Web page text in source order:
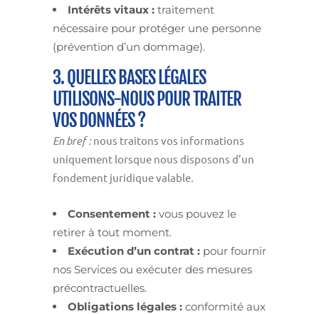
Intérêts vitaux : traitement
nécessaire pour protéger une personne
(prévention d’un dommage).
3. QUELLES BASES LÉGALES
UTILISONS-NOUS POUR TRAITER
VOS DONNÉES ?
En bref :nous traitons vos informations
uniquement lorsque nous disposons d’un
fondement juridique valable.
Consentement : vous pouvez le
retirer à tout moment.
Exécution d’un contrat : pour fournir
nos Services ou exécuter des mesures
précontractuelles.
Obligations légales : conformité aux